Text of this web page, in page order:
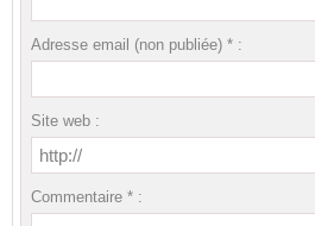
Adresse email (non publiée) * :
Site web :
Commentaire * :